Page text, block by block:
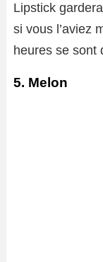
Lipstick
si vous l’aviez
heures se sont
5. Melon